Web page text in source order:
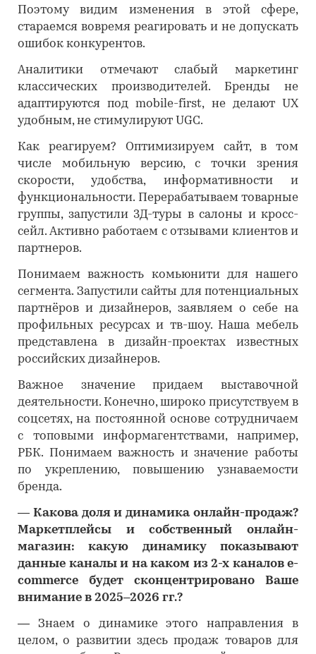
Поэтому видим изменения в этой сфере,
стараемся вовремя реагировать и не допускать
ошибок конкурентов.
Аналитики отмечают слабый маркетинг
классических производителей. Бренды не
адаптируются под mobile-first, не делают UX
удобным, не стимулируют UGC.
Как реагируем? Оптимизируем сайт, в том
числе мобильную версию, с точки зрения
скорости, удобства, информативности и
функциональности. Перерабатываем товарные
группы, запустили 3Д-туры в салоны и кросс-
сейл. Активно работаем с отзывами клиентов и
партнеров.
Понимаем важность комьюнити для нашего
сегмента. Запустили сайты для потенциальных
партнёров и дизайнеров, заявляем о себе на
профильных ресурсах и тв-шоу. Наша мебель
представлена в дизайн-проектах известных
российских дизайнеров.
Важное значение придаем выставочной
деятельности. Конечно, широко присутствуем в
соцсетях, на постоянной основе сотрудничаем
с топовыми информагентствами, например,
РБК. Понимаем важность и значение работы
по укреплению, повышению узнаваемости
бренда.
― Какова доля и динамика онлайн-продаж?
Маркетплейсы и собственный онлайн-
магазин: какую динамику показывают
данные каналы и на каком из 2-х каналов e-
commerce будет сконцентрировано Ваше
внимание в 2025–2026 гг.?
―
Знаем о динамике этого направления в
целом, о развитии здесь продаж товаров для